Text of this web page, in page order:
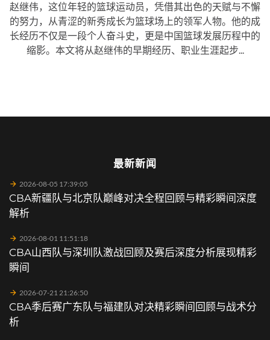
赵继伟，这位年轻的篮球运动员，凭借其出色的天赋与不懈
的努力，从青涩的新秀成长为篮球场上的领军人物。他的成
长经历不仅是一段个人奋斗史，更是中国篮球发展历程中的
缩影。本文将从赵继伟的早期经历、职业生涯起步...
最新新闻
2026-08-05 17:39:05
CBA新疆队与北京队巅峰对决全程回顾与精彩瞬间深度
解析
2026-08-01 11:51:18
CBA山西队与深圳队激战回顾及赛后深度分析展现精彩
瞬间
2026-07-21 21:26:50
CBA季后赛广东队与福建队对决精彩瞬间回顾与战术分
析